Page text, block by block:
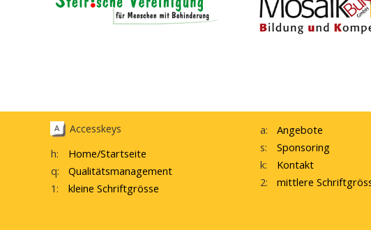
Accesskeys
h: Home/Startseite
q:
Qualitätsmanagement
1:
kleine Schriftgrösse
a:
Angebote
s:
Sponsoring
k:
Kontakt
2:
mittlere